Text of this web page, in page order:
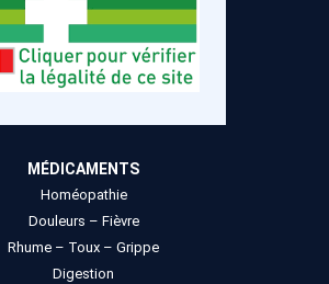
MÉDICAMENTS
Homéopathie
Douleurs – Fièvre
Rhume – Toux – Grippe
Digestion